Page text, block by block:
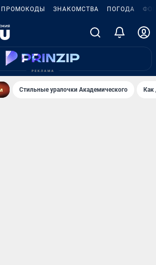
ПРОМОКОДЫ ЗНАКОМСТВА ПОГОДА
Стильные уралочки Академического Как